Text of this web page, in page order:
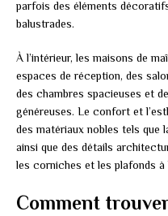
parfois des éléments
balustrades.
À l’intérieur, les maisons de
espaces de réception, des
des chambres spacieuses et
généreuses. Le confort et
des matériaux nobles tels que
ainsi que des détails
les corniches et les plafonds à
Comment